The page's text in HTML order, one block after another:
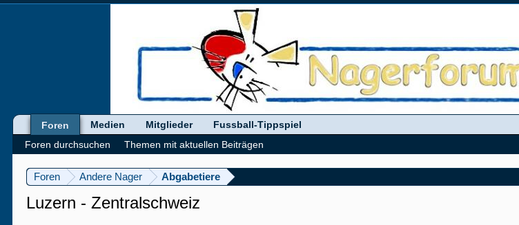
Foren Andere Nager Abgabetiere
Luzern - Zentralschweiz
Foren
Foren durchsuchen
Themen mit aktuellen Beiträgen
Medien Mitglieder Fussball-Tippspiel